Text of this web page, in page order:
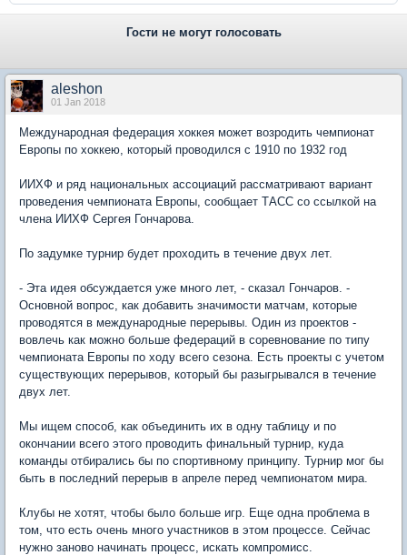
Гости не могут голосовать
aleshon
01 Jan 2018
Международная федерация хоккея может возродить чемпионат
Европы по хоккею, который проводился с 1910 по 1932 год
ИИХФ и ряд национальных ассоциаций рассматривают вариант
проведения чемпионата Европы, сообщает ТАСС со ссылкой на
члена ИИХФ Сергея Гончарова.
По задумке турнир будет проходить в течение двух лет.
- Эта идея обсуждается уже много лет, - сказал Гончаров. -
Основной вопрос, как добавить значимости матчам, которые
проводятся в международные перерывы. Один из проектов -
вовлечь как можно больше федераций в соревнование по типу
чемпионата Европы по ходу всего сезона. Есть проекты с учетом
существующих перерывов, который бы разыгрывался в течение
двух лет.
Мы ищем способ, как объединить их в одну таблицу и по
окончании всего этого проводить финальный турнир, куда
команды отбирались бы по спортивному принципу. Турнир мог бы
быть в последний перерыв в апреле перед чемпионатом мира.
Клубы не хотят, чтобы было больше игр. Еще одна проблема в
том, что есть очень много участников в этом процессе. Сейчас
нужно заново начинать процесс, искать компромисс.